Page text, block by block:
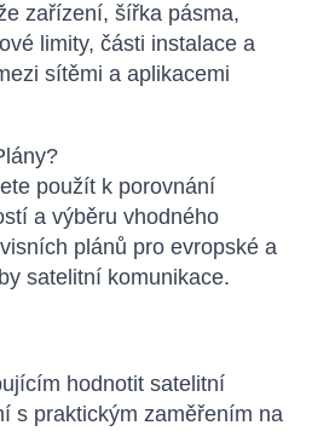
zařízení, šířka pásma,
limity, části instalace a
sítěmi a aplikacemi
použít k porovnání
a výběru vhodného
plánů pro evropské a
satelitní komunikace.
hodnotit satelitní
s praktickým zaměřením na